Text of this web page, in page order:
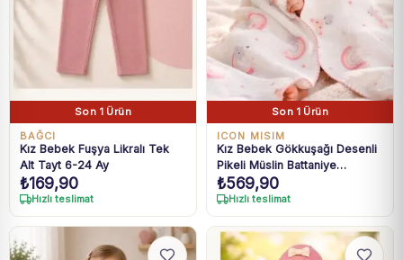
Son 1 Ürün
BAĞCI
Kız Bebek Fuşya Likralı Tek
Alt Tayt 6-24 Ay
₺169,90
Hızlı teslimat
Son 1 Ürün
ICON MISIM
Kız Bebek Gökkuşağı Desenli
Pikeli Müslin Battaniye
Standart
₺569,90
Hızlı teslimat